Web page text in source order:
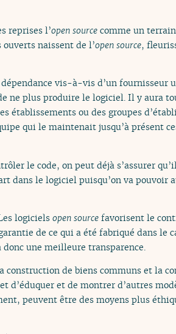
reprises l’open source comme un
naissent de l’open source,
dépendance vis-à-vis d’un fournisseur
ne plus produire le logiciel. Il y aura
ou des groupes
qui le maintenait jusqu’à présent
le code, on peut déjà s’assurer
dans le logiciel puisqu’on va
logiciels open source favorisent le
de ce qui a été fabriqué dans le
donc une meilleure transparence.
construction de biens communs et la
d’éduquer et de montrer d’autres
peuvent être des moyens plus